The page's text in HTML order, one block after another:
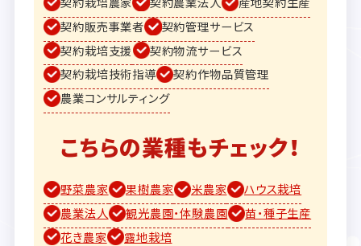
契約販売事業者
契約管理サービス
契約栽培支援
契約物流サービス
契約栽培技術指導
契約作物品質管理
農業コンサルティング
こちらの業種もチェック！
野菜農家 果樹農家 米農家
ハウス栽培
農業法人
観光農園・体験農園
苗・種子生産
花き農家
露地栽培